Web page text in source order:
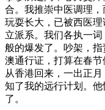
合。我推崇中医调理
玩耍长大，已被西医
立派系。我们各执一
般的爆发了。吵架，
澳通行证，打算在春
从香港回来，一出正
知了我的远行计划。
了。